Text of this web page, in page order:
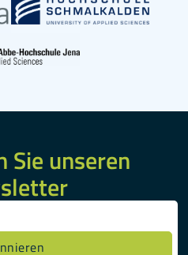
Sie unseren